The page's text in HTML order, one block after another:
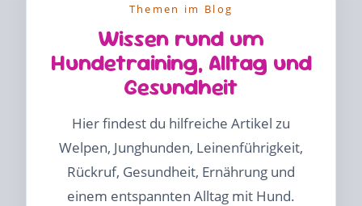
Themen im Blog
Wissen rund um
Hundetraining, Alltag und
Gesundheit
Hier findest du hilfreiche Artikel zu
Welpen, Junghunden, Leinenführigkeit,
Rückruf, Gesundheit, Ernährung und
einem entspannten Alltag mit Hund.